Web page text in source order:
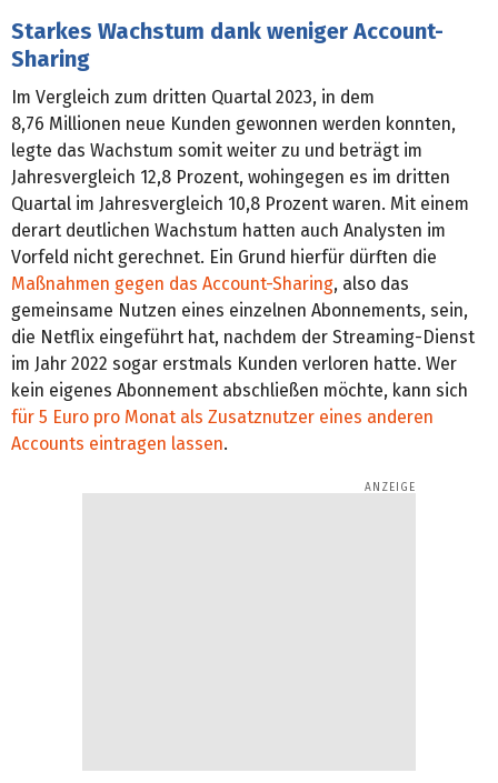
Starkes Wachstum dank weniger Account-
Sharing
Im Vergleich zum dritten Quartal 2023, in dem
8,76 Millionen neue Kunden gewonnen werden konnten,
legte das Wachstum somit weiter zu und beträgt im
Jahresvergleich 12,8 Prozent, wohingegen es im dritten
Quartal im Jahresvergleich 10,8 Prozent waren. Mit einem
derart deutlichen Wachstum hatten auch Analysten im
Vorfeld nicht gerechnet. Ein Grund hierfür dürften die
Maßnahmen gegen das Account-Sharing, also das
gemeinsame Nutzen eines einzelnen Abonnements, sein,
die Netflix eingeführt hat, nachdem der Streaming-Dienst
im Jahr 2022 sogar erstmals Kunden verloren hatte. Wer
kein eigenes Abonnement abschließen möchte, kann sich
für 5 Euro pro Monat als Zusatznutzer eines anderen
Accounts eintragen lassen.